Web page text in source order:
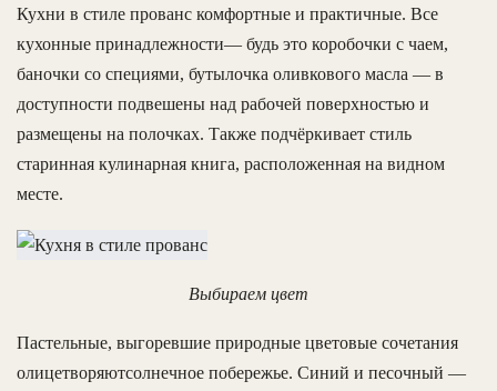
Кухни в стиле прованс комфортные и практичные. Все
кухонные принадлежности— будь это коробочки с чаем,
баночки со специями, бутылочка оливкового масла — в
доступности подвешены над рабочей поверхностью и
размещены на полочках. Также подчёркивает стиль
старинная кулинарная книга, расположенная на видном
месте.
Выбираем цвет
Пастельные, выгоревшие природные цветовые сочетания
олицетворяютсолнечное побережье. Синий и песочный —